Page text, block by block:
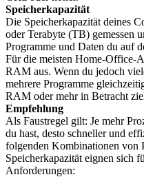
Speicherkapazität
Die Speicherkapazität deines
oder Terabyte (TB) gemessen
Programme und Daten du auf
Für die meisten Home-Office-
RAM aus. Wenn du jedoch
mehrere Programme
RAM oder mehr in Betracht
Empfehlung
Als Faustregel gilt: Je mehr
du hast, desto schneller und
folgenden Kombinationen von
Speicherkapazität eignen sich
Anforderungen: